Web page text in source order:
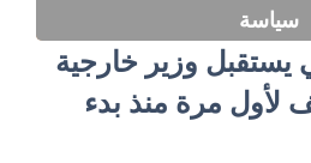
سياسة
يستقبل وزير خارجية
لأول مرة منذ بدء